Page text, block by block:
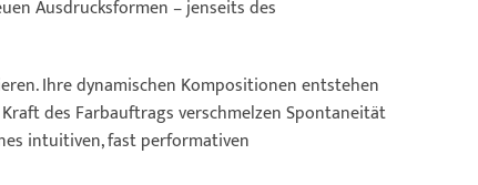
Ausdrucksformen – jenseits des
Ihre dynamischen Kompositionen entstehen
des Farbauftrags verschmelzen Spontaneität
intuitiven, fast performativen